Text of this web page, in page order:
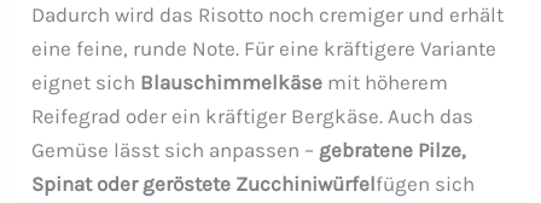
Dadurch wird das Risotto noch cremiger und erhält
eine feine, runde Note. Für eine kräftigere Variante
eignet sich Blauschimmelkäse mit höherem
Reifegrad oder ein kräftiger Bergkäse. Auch das
Gemüse lässt sich anpassen – gebratene Pilze,
Spinat oder geröstete Zucchiniwürfelfügen sich